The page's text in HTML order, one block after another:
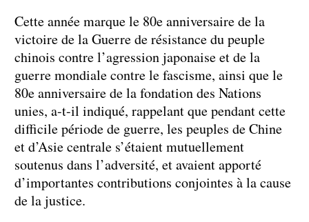
Cette année marque le 80e anniversaire de la
victoire de la Guerre de résistance du peuple
chinois contre l’agression japonaise et de la
guerre mondiale contre le fascisme, ainsi que le
80e anniversaire de la fondation des Nations
unies, a-t-il indiqué, rappelant que pendant cette
difficile période de guerre, les peuples de Chine
et d’Asie centrale s’étaient mutuellement
soutenus dans l’adversité, et avaient apporté
d’importantes contributions conjointes à la cause
de la justice.